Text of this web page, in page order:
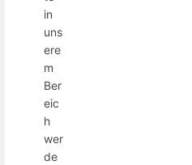
in
uns
ere
m
Ber
eic
h
wer
de